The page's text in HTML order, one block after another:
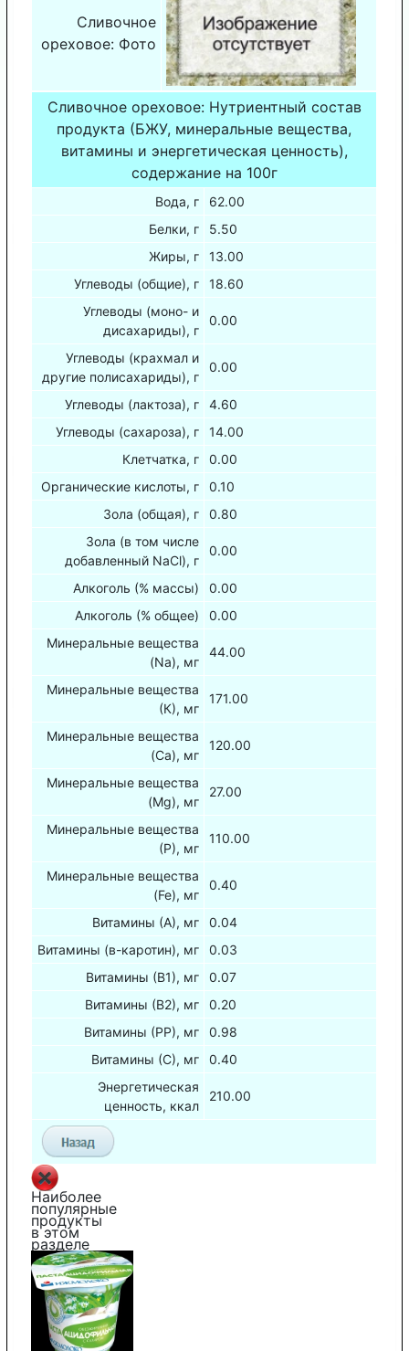
Сливочное
ореховое: Фото
Сливочное ореховое: Нутриентный состав
продукта (БЖУ, минеральные вещества,
витамины и энергетическая ценность),
содержание на 100г
Вода, г
62.00
Белки, г
5.50
Жиры, г
13.00
Углеводы (общие), г
18.60
Углеводы (моно- и
дисахариды), г
0.00
Углеводы (крахмал и
другие полисахариды), г
0.00
Углеводы (лактоза), г
4.60
Углеводы (сахароза), г
14.00
Клетчатка, г
0.00
Органические кислоты, г
0.10
Зола (общая), г
0.80
Зола (в том числе
добавленный NaCl), г
0.00
Алкоголь (% массы)
0.00
Алкоголь (% общее)
0.00
Минеральные вещества
(Na), мг
44.00
Минеральные вещества
(К), мг
171.00
Минеральные вещества
(Са), мг
120.00
Минеральные вещества
(Mg), мг
27.00
Минеральные вещества
(Р), мг
110.00
Минеральные вещества
(Fe), мг
0.40
Витамины (А), мг
0.04
Витамины (в-каротин), мг
0.03
Витамины (В1), мг
0.07
Витамины (В2), мг
0.20
Витамины (РР), мг
0.98
Витамины (С), мг
0.40
Энергетическая
ценность, ккал
210.00
Наиболее
популярные
продукты
в этом
разделе